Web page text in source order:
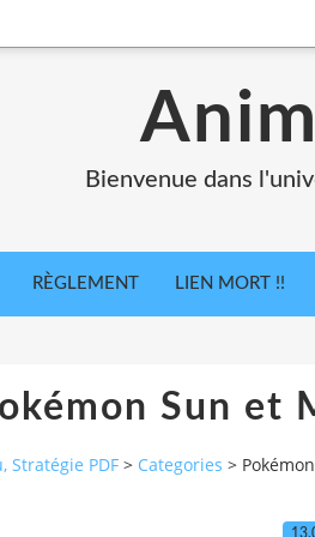
Bienvenue dans
RÈGLEMENT LIEN MORT !!
Sun et
Stratégie PDF > Categories >